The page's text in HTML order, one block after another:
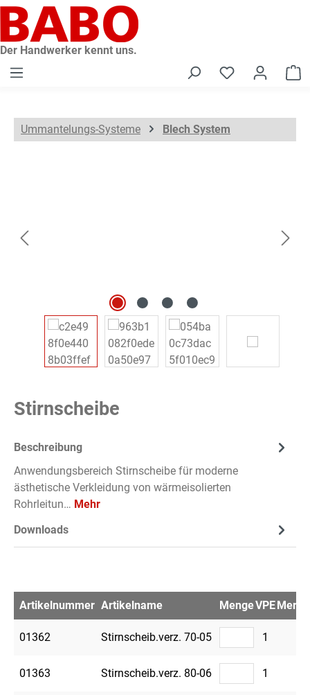
springen
Der Handwerker kennt uns.
Ummantelungs-Systeme Blech System
Stirnscheibe
Beschreibung
Anwendungsbereich Stirnscheibe für moderne
ästhetische Verkleidung von wärmeisolierten
Rohrleitun… Mehr
Downloads
Artikelnummer Artikelname MengeVPE
01362 Stirnscheib.verz. 70-05 1
01363 Stirnscheib.verz. 80-06 1